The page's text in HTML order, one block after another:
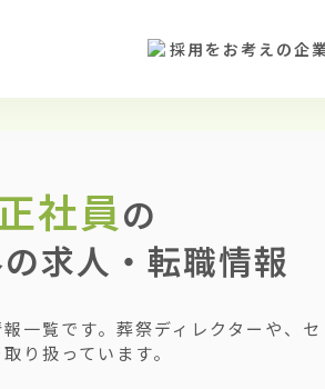
採用をお考えの企
社員の
求人・転職情報
一覧です。葬祭ディレクターや、
り扱っています。